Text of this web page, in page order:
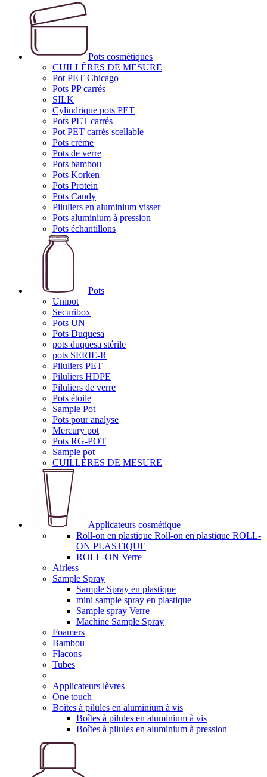
Pots cosmétiques
CUILLÈRES DE MESURE
Pot PET Chicago
Pots PP carrés
SILK
Cylindrique pots PET
Pots PET carrés
Pot PET carrés scellable
Pots crème
Pots de verre
Pots bambou
Pots Korken
Pots Protein
Pots Candy
Piluliers en aluminium visser
Pots aluminium à pression
Pots échantillons
Pots
Unipot
Securibox
Pots UN
Pots Duquesa
pots duquesa stérile
pots SERIE-R
Piluliers PET
Piluliers HDPE
Piluliers de verre
Pots étoile
Sample Pot
Pots pour analyse
Mercury pot
Pots RG-POT
Sample pot
CUILLÈRES DE MESURE
Applicateurs cosmétique
Roll-on en plastique Roll-on en plastique ROLL-
ON PLASTIQUE
ROLL-ON Verre
Airless
Sample Spray
Sample Spray en plastique
mini sample spray en plastique
Sample spray Verre
Machine Sample Spray
Foamers
Bambou
Flacons
Tubes
Applicateurs lèvres
One touch
Boîtes à pilules en aluminium à vis
Boîtes à pilules en aluminium à vis
Boîtes à pilules en aluminium à pression